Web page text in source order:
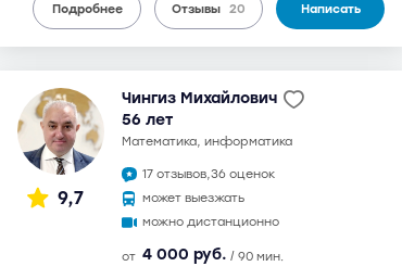
Подробнее Отзывы 20 Написать
9,7
Чингиз Михайлович
56 лет
математика, информатика
17 отзывов,36 оценок
может выезжать
можно дистанционно
от 4 000 руб. / 90 мин.